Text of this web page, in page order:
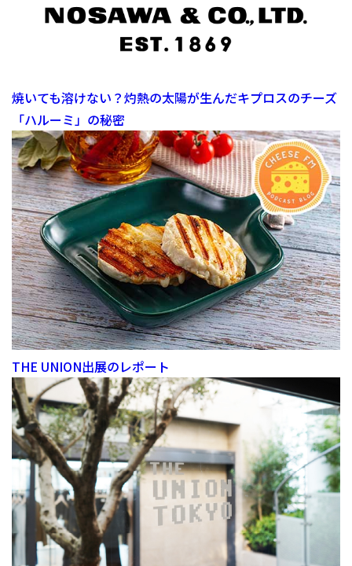
焼いても溶けない？灼熱の太陽が生んだキプロスのチーズ
「ハルーミ」の秘密
THE UNION出展のレポート